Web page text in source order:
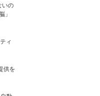
いの
」
ィ
供を